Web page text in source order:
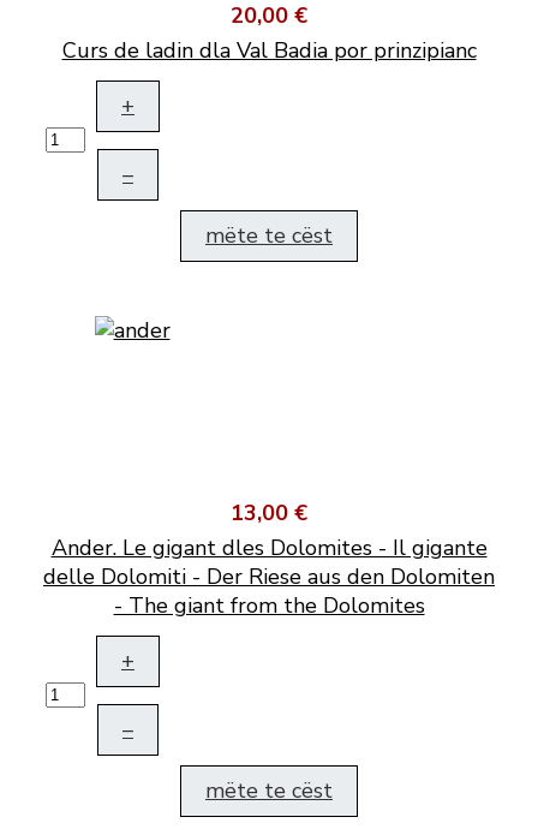
20,00 €
Curs de ladin dla Val Badia por prinzipianc
+
–
mëte te cëst
13,00 €
Ander. Le gigant dles Dolomites - Il gigante
delle Dolomiti - Der Riese aus den Dolomiten
- The giant from the Dolomites
+
–
mëte te cëst